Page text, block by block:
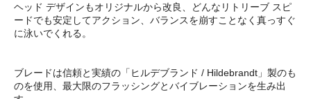
ヘッド デザインもオリジナルから改良、どんなリトリーブ スピ
ードでも安定してアクション、バランスを崩すことなく真っすぐ
に泳いでくれる。
ブレードは信頼と実績の「ヒルデブランド / Hildebrandt」製のも
のを使用、最大限のフラッシングとバイブレーションを生み出